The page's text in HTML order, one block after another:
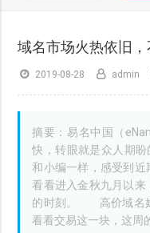
域名市场火热依旧，
2019-08-28 admin
摘要：易名中国（
快，转眼就是众人期盼
和小编一样，感受到
看看进入金秋九月以
的时刻。 高价域名
看看交易这一块，这周